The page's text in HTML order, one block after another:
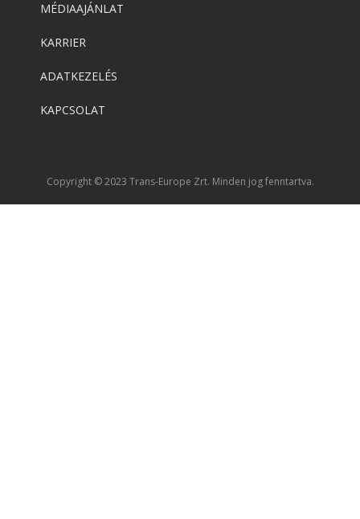
MÉDIAAJÁNLAT
KARRIER
ADATKEZELÉS
KAPCSOLAT
Copyright © 2023 Trans-Europe Zrt. Minden jog fenntartva.